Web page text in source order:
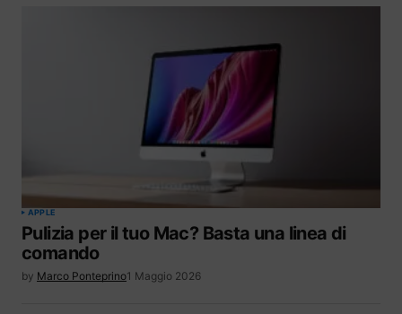
APPLE
Pulizia per il tuo Mac? Basta una linea di
comando
by Marco Ponteprino1 Maggio 2026